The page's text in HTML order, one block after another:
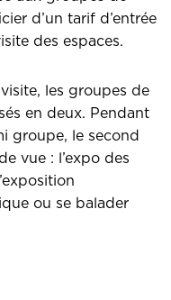
d’un tarif d’entrée
des espaces.
les groupes de
en deux. Pendant
groupe, le second
vue : l’expo des
ou se balader